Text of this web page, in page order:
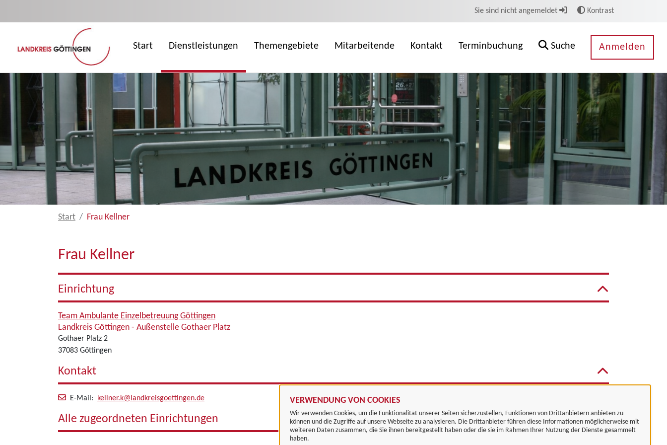
VERWENDUNG VON COOKIES
Wir verwenden Cookies, um die Funktionalität unserer Seiten sicherzustellen, Funktionen von Drittanbietern anbieten zu
können und die Zugriffe auf unsere Webseite zu analysieren. Die Drittanbieter führen diese Informationen möglicherweise mit
weiteren Daten zusammen, die Sie ihnen bereitgestellt haben oder die sie im Rahmen Ihrer Nutzung der Dienste gesammelt
haben.
Sie sind nicht angemeldet Kontrast
Start Dienstleistungen Themengebiete Mitarbeitende Kontakt Terminbuchung Suche Anmelden
Start Frau Kellner
Frau Kellner
Einrichtung
Team Ambulante Einzelbetreuung Göttingen
Landkreis Göttingen - Außenstelle Gothaer Platz
Gothaer Platz 2
37083 Göttingen
Kontakt
E-Mail: kellner.k@landkreisgoettingen.de
Alle zugeordneten Einrichtungen